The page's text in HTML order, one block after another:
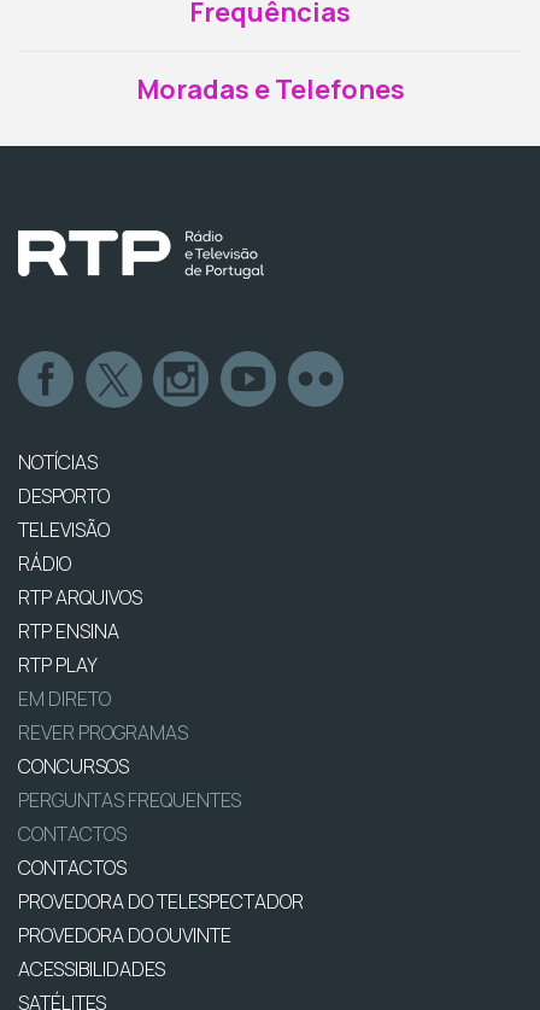
Frequências
Moradas e Telefones
NOTÍCIAS
DESPORTO
TELEVISÃO
RÁDIO
RTP ARQUIVOS
RTP ENSINA
RTP PLAY
EM DIRETO
REVER PROGRAMAS
CONCURSOS
PERGUNTAS FREQUENTES
CONTACTOS
CONTACTOS
PROVEDORA DO TELESPECTADOR
PROVEDORA DO OUVINTE
ACESSIBILIDADES
SATÉLITES